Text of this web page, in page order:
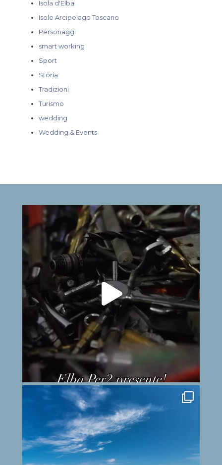
Isola d'Elba
Isole Arcipelago Toscano
Personaggi
smart working
Sport
Storia
Tradizioni
Turismo
wedding
Wedding & Events